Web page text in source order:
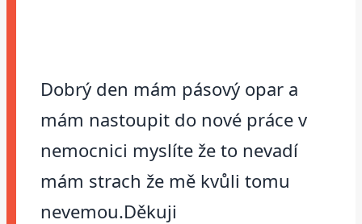
Dobrý den mám pásový opar a
mám nastoupit do nové práce v
nemocnici myslíte že to nevadí
mám strach že mě kvůli tomu
nevemou.Děkuji